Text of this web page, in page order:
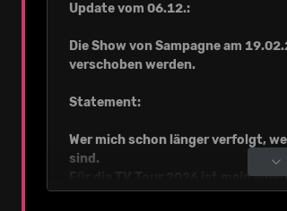
Update vom 06.12.:
Die Show von Sampagne am
verschoben werden.
Statement:
Wer mich schon länger verfolgt,
sind.
Für die TV Tour 2026 ist mein
euch neue Musik liefere. Und